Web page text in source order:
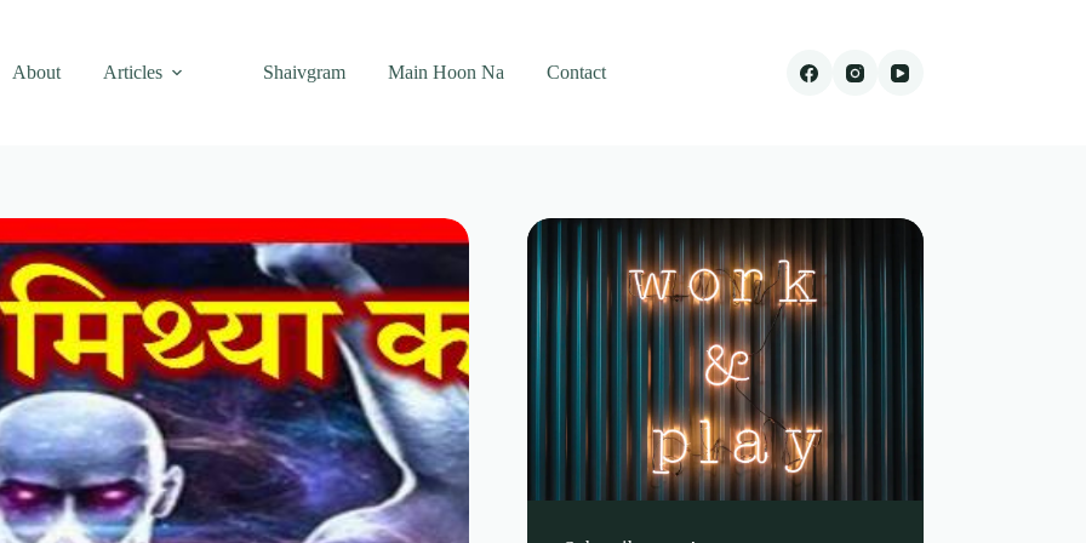
About Articles Shaivgram Main Hoon Na Contact